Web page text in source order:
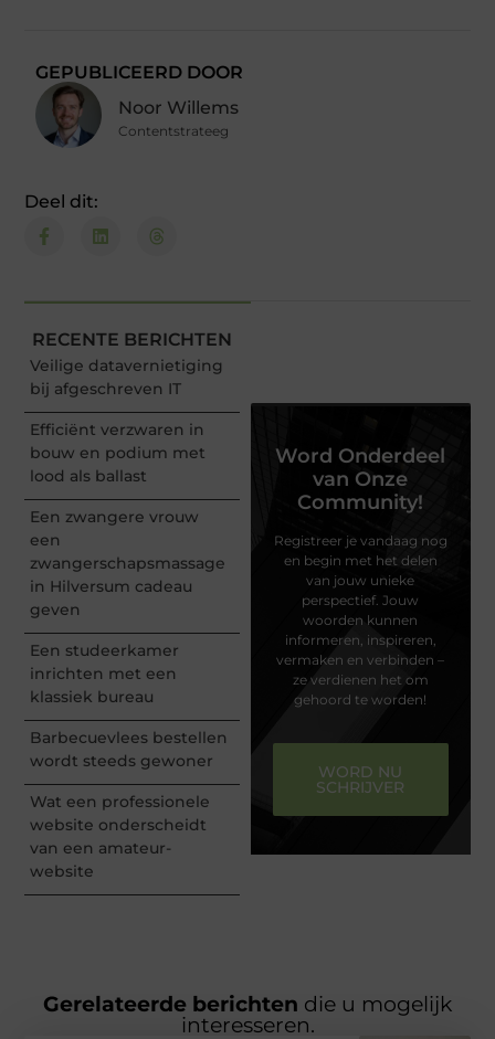
GEPUBLICEERD DOOR
Noor Willems
Contentstrateeg
Deel dit:
RECENTE BERICHTEN
Veilige datavernietiging
bij afgeschreven IT
Efficiënt verzwaren in
bouw en podium met
lood als ballast
Een zwangere vrouw
een
zwangerschapsmassage
in Hilversum cadeau
geven
Een studeerkamer
inrichten met een
klassiek bureau
Barbecuevlees bestellen
wordt steeds gewoner
Wat een professionele
website onderscheidt
van een amateur-
website
Word Onderdeel
van Onze
Community!
Registreer je vandaag nog
en begin met het delen
van jouw unieke
perspectief. Jouw
woorden kunnen
informeren, inspireren,
vermaken en verbinden –
ze verdienen het om
gehoord te worden!
WORD NU
SCHRIJVER
Gerelateerde berichten die u mogelijk
interesseren.